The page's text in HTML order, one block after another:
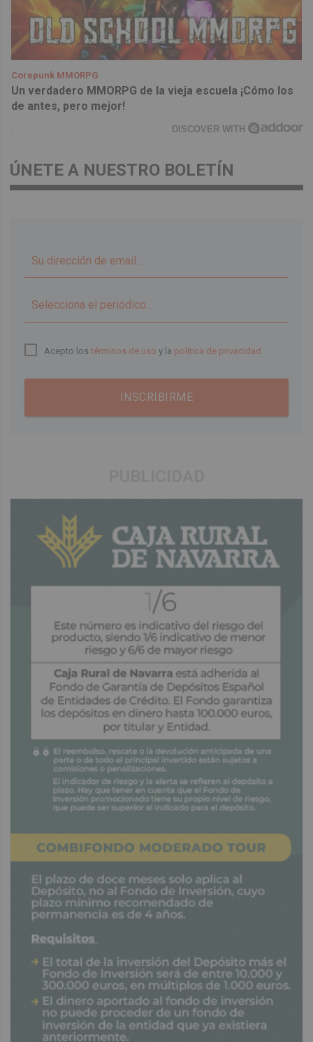
Corepunk MMORPG
Un verdadero MMORPG de la vieja escuela ¡Cómo los
de antes, pero mejor!
DISCOVER WITH
ÚNETE A NUESTRO BOLETÍN
Acepto lostérminos de uso y la política de privacidad
INSCRIBIRME